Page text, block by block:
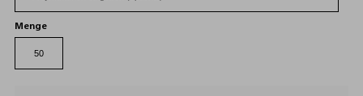
Menge